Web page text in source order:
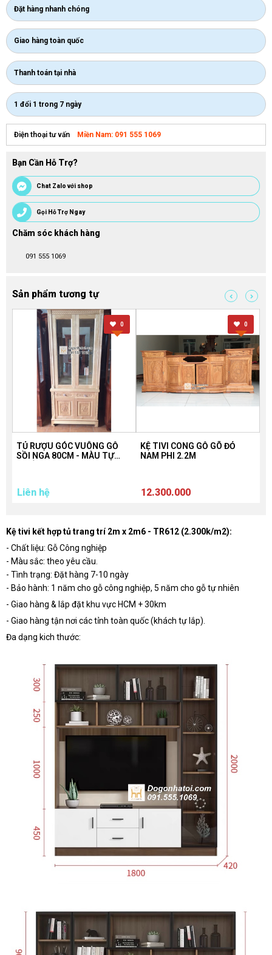
Đặt hàng nhanh chóng
Giao hàng toàn quốc
Thanh toán tại nhà
1 đổi 1 trong 7 ngày
Điện thoại tư vấn Miền Nam: 091 555 1069
Bạn Cần Hỗ Trợ?
Chat Zalo với shop
Gọi Hỗ Trợ Ngay
Chăm sóc khách hàng
091 555 1069
Sản phẩm tương tự
0
TỦ RƯỢU GÓC VUÔNG GỖ
SỒI NGA 80CM - MÀU TỰ
Liên hệ
0
KỆ TIVI CONG GỖ GÕ ĐỎ
NAM PHI 2.2M
12.300.000
Kệ tivi kết hợp tủ trang trí 2m x 2m6 - TR612 (2.300k/m2):
- Chất liệu: Gỗ Công nghiệp
- Màu sắc: theo yêu cầu.
- Tình trạng: Đặt hàng 7-10 ngày
- Bảo hành: 1 năm cho gỗ công nghiệp, 5 năm cho gỗ tự nhiên
- Giao hàng & lắp đặt khu vực HCM + 30km
- Giao hàng tận nơi các tỉnh toàn quốc (khách tự lắp).
Đa dạng kich thước: